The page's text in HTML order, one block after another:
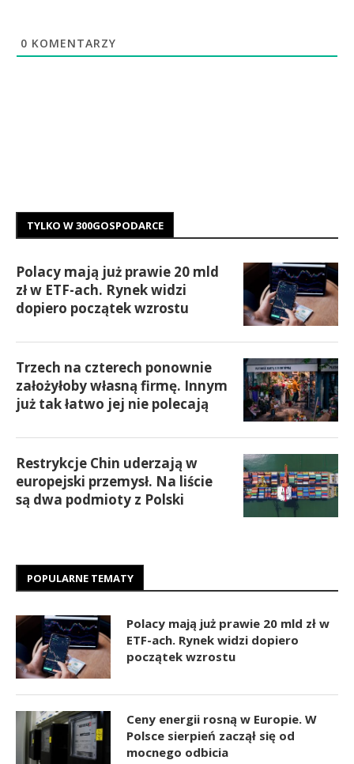
0 KOMENTARZY
TYLKO W 300GOSPODARCE
Polacy mają już prawie 20 mld
zł w ETF-ach. Rynek widzi
dopiero początek wzrostu
Trzech na czterech ponownie
założyłoby własną firmę. Innym
już tak łatwo jej nie polecają
Restrykcje Chin uderzają w
europejski przemysł. Na liście
są dwa podmioty z Polski
POPULARNE TEMATY
Polacy mają już prawie 20 mld zł w
ETF-ach. Rynek widzi dopiero
początek wzrostu
Ceny energii rosną w Europie. W
Polsce sierpień zaczął się od
mocnego odbicia